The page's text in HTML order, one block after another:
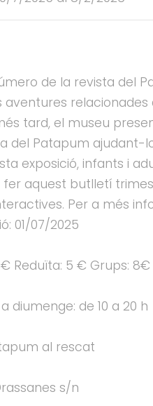
de la revista del
aventures relacionades
tard, el museu
del Patapum ajudant-
exposició, infants i
aquest butlletí
Per a més
01/07/2025
€ Reduïta: 5 € Grups:
diumenge: de 10 a 20 h
al rescat
s/n